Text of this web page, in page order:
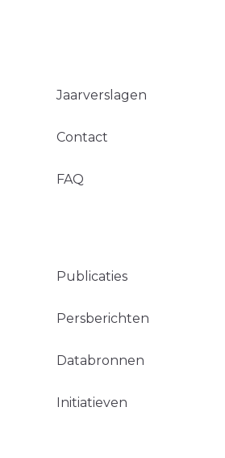
Jaarverslagen
Contact
FAQ
Publicaties
Persberichten
Databronnen
Initiatieven